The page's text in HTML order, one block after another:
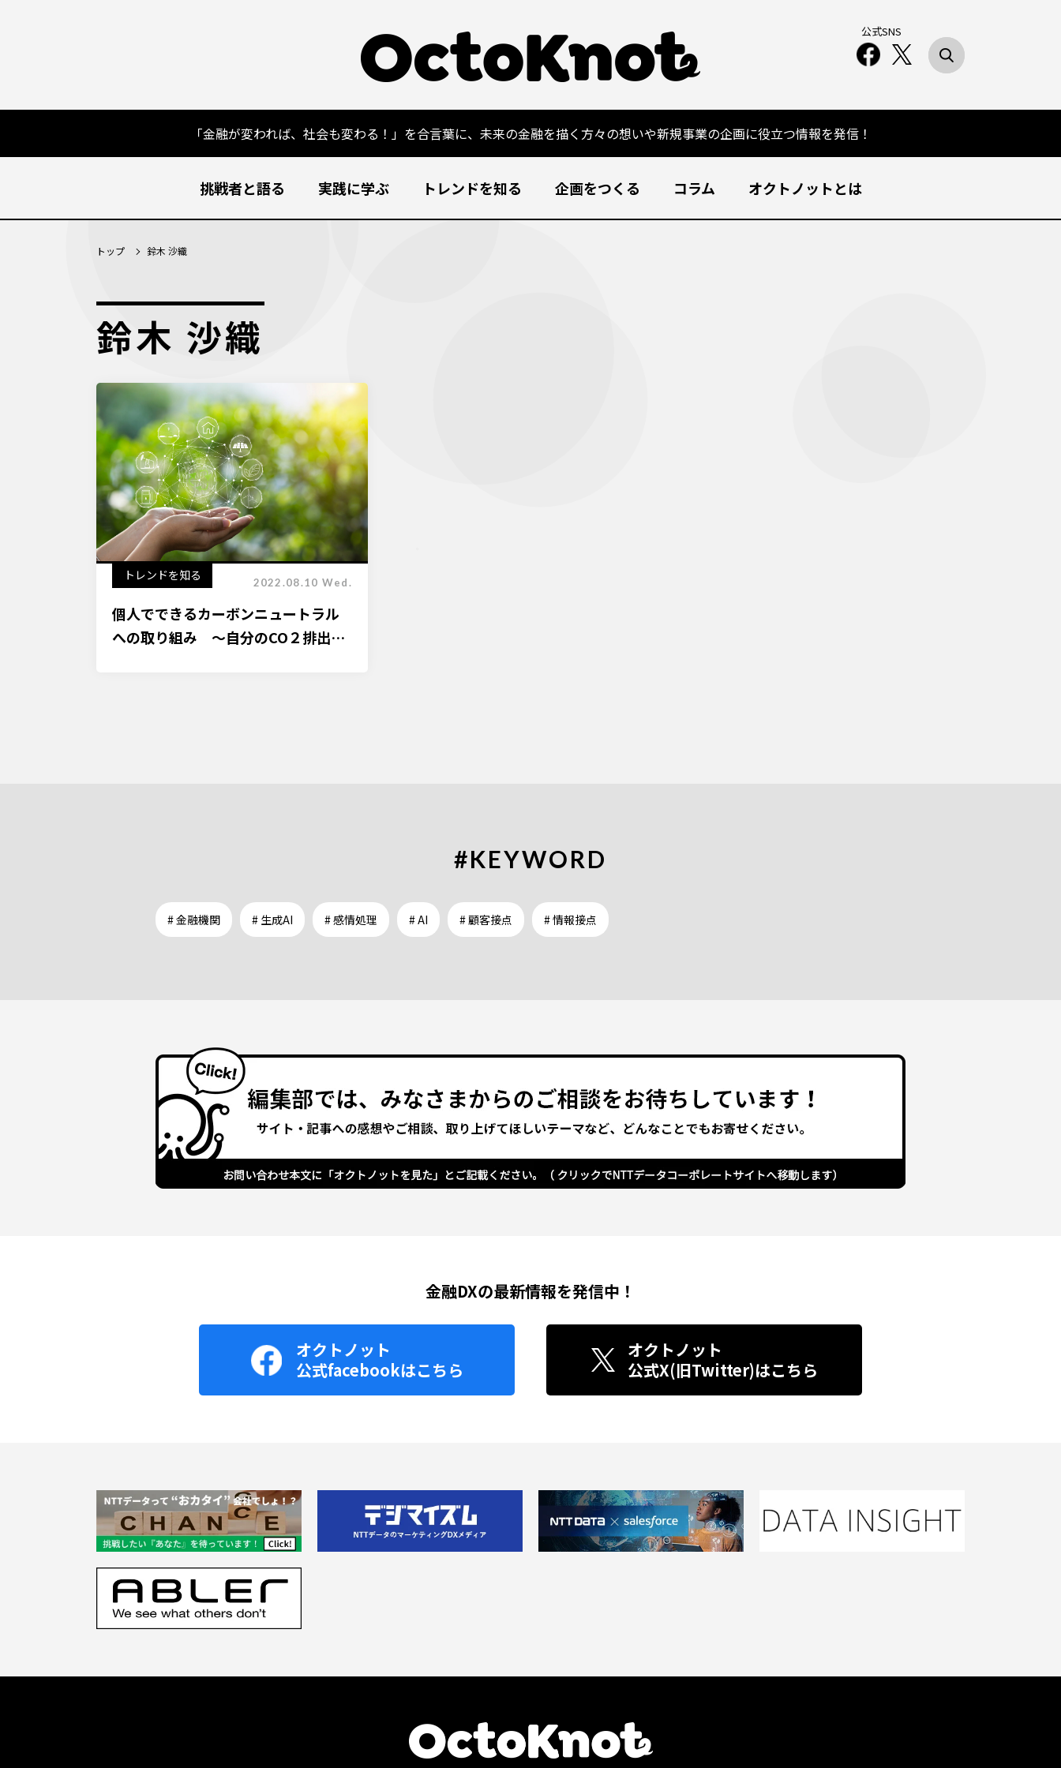
挑戦者と語る 実践に学ぶ トレンドを知る 企画をつくる コラム オクトノットとは
「金融が変われば、社会も変わる！」を合言葉に、未来の金融を描く方々の想いや新規事業の企画に役立つ情報を発信！
公式SNS
トップ 鈴木 沙織
鈴木 沙織
トレンドを知る 2022.08.10 Wed.
個人でできるカーボンニュートラル
への取り組み ～自分のCO２排出量
#KEYWORD
# 金融機関 # 生成AI # 感情処理 # AI # 顧客接点 # 情報接点
金融DXの最新情報を発信中！
オクトノット
公式facebookはこちら
オクトノット
公式X(旧Twitter)はこちら